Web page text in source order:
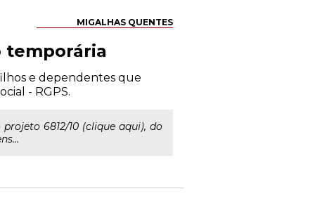
MIGALHAS QUENTES
temporária
e dependentes que
- RGPS.
6812/10 (clique aqui), do